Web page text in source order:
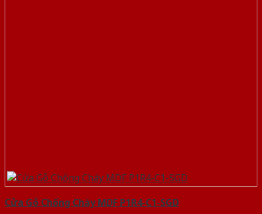
Cửa Gỗ Chống Cháy MDF P1R4-C1-SGD